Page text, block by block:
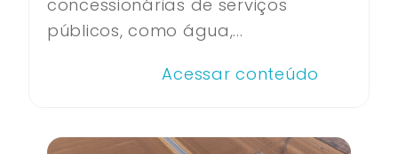
concessionárias de serviços
públicos, como água,...
Acessar conteúdo